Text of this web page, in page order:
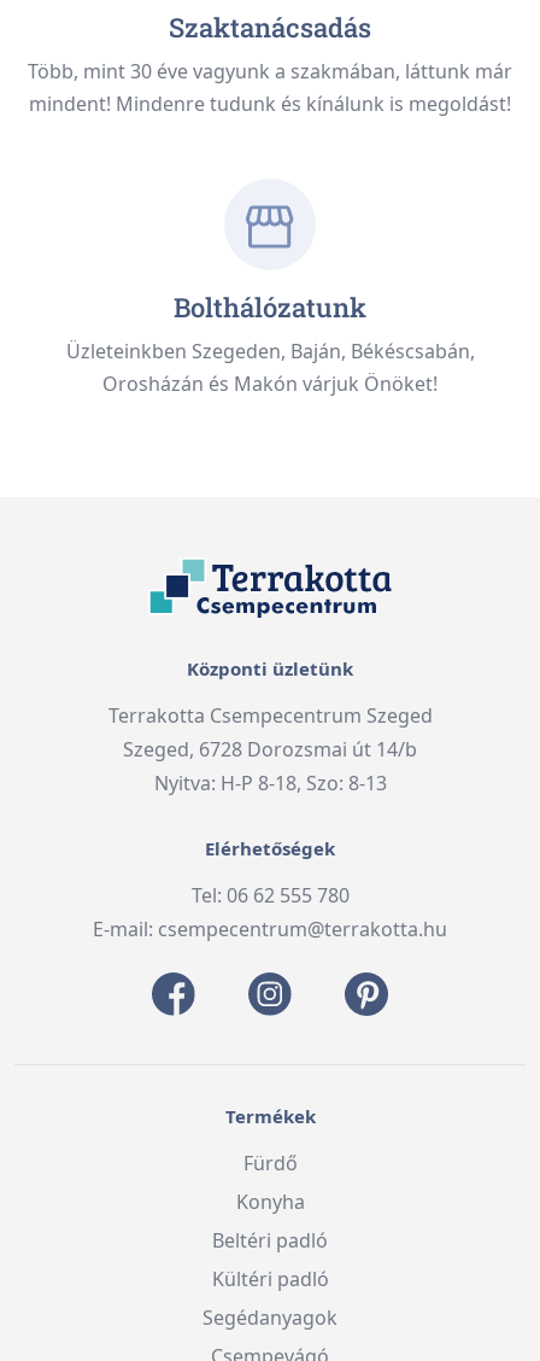
Szaktanácsadás
Több, mint 30 éve vagyunk a szakmában, láttunk már
mindent! Mindenre tudunk és kínálunk is megoldást!
Bolthálózatunk
Üzleteinkben Szegeden, Baján, Békéscsabán,
Orosházán és Makón várjuk Önöket!
Központi üzletünk
Terrakotta Csempecentrum Szeged
Szeged, 6728 Dorozsmai út 14/b
Nyitva: H-P 8-18, Szo: 8-13
Elérhetőségek
Tel: 06 62 555 780
E-mail: csempecentrum@terrakotta.hu
Termékek
Fürdő
Konyha
Beltéri padló
Kültéri padló
Segédanyagok